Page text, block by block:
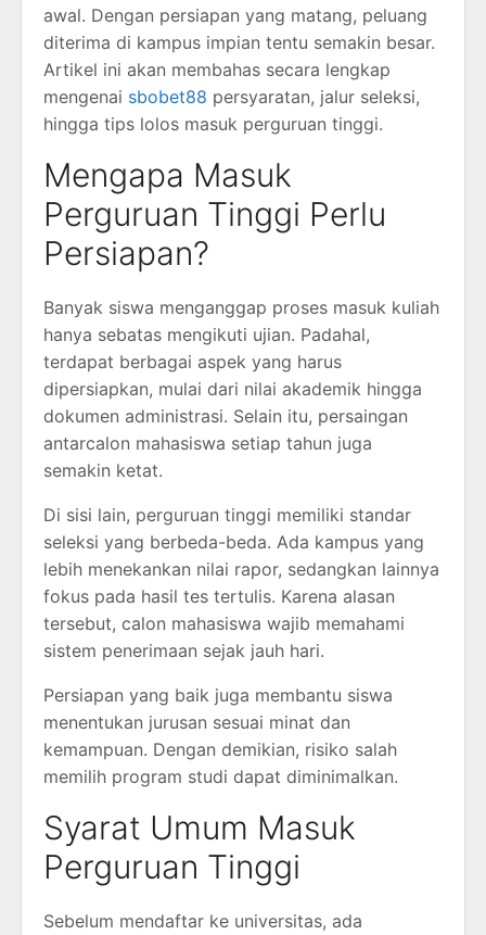
awal. Dengan persiapan yang matang, peluang
diterima di kampus impian tentu semakin besar.
Artikel ini akan membahas secara lengkap
mengenai sbobet88 persyaratan, jalur seleksi,
hingga tips lolos masuk perguruan tinggi.
Mengapa Masuk
Perguruan Tinggi Perlu
Persiapan?
Banyak siswa menganggap proses masuk kuliah
hanya sebatas mengikuti ujian. Padahal,
terdapat berbagai aspek yang harus
dipersiapkan, mulai dari nilai akademik hingga
dokumen administrasi. Selain itu, persaingan
antarcalon mahasiswa setiap tahun juga
semakin ketat.
Di sisi lain, perguruan tinggi memiliki standar
seleksi yang berbeda-beda. Ada kampus yang
lebih menekankan nilai rapor, sedangkan lainnya
fokus pada hasil tes tertulis. Karena alasan
tersebut, calon mahasiswa wajib memahami
sistem penerimaan sejak jauh hari.
Persiapan yang baik juga membantu siswa
menentukan jurusan sesuai minat dan
kemampuan. Dengan demikian, risiko salah
memilih program studi dapat diminimalkan.
Syarat Umum Masuk
Perguruan Tinggi
Sebelum mendaftar ke universitas, ada